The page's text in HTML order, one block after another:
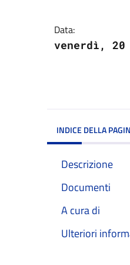
Data:
venerdì, 20
INDICE DELLA
Descrizione
Documenti
A cura di
Ulteriori